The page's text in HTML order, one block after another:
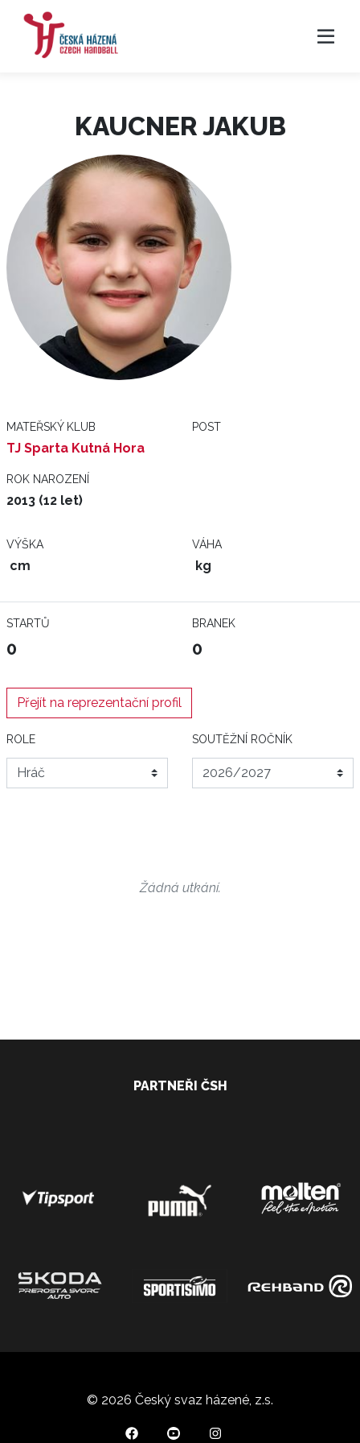
KAUCNER JAKUB
MATEŘSKÝ KLUB
TJ Sparta Kutná Hora
POST
ROK NAROZENÍ
2013 (12 let)
VÝŠKA
cm
VÁHA
kg
STARTŮ
0
BRANEK
0
Přejít na reprezentační profil
ROLE SOUTĚŽNÍ ROČNÍK
Žádná utkání.
PARTNEŘI ČSH
© 2026 Český svaz házené, z.s.